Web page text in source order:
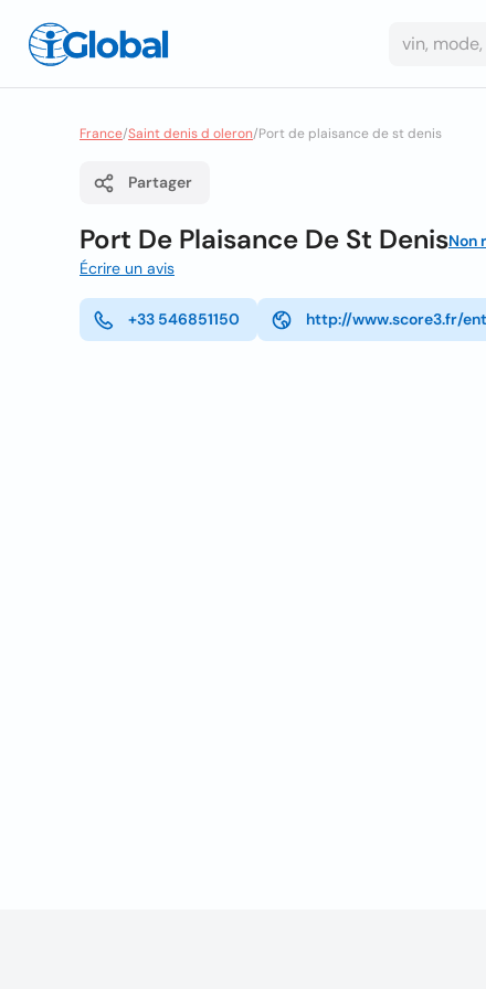
France/Saint denis d oleron/Port de plaisance de st denis
Partager
Port De Plaisance De St DenisNon
Écrire un avis
+33 546851150 http://www.score3.fr/